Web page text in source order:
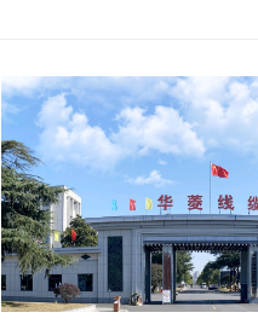
达到可融资标准，阿已启动住
审计，形成11份针对11栋建
总投资额超500万欧元（
目包括明盖恰乌尔3栋住宅楼